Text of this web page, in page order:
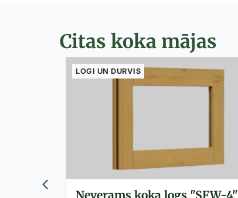
Citas koka mājas
LOGI UN DURVIS
Neverams koka logs "SFW-4"